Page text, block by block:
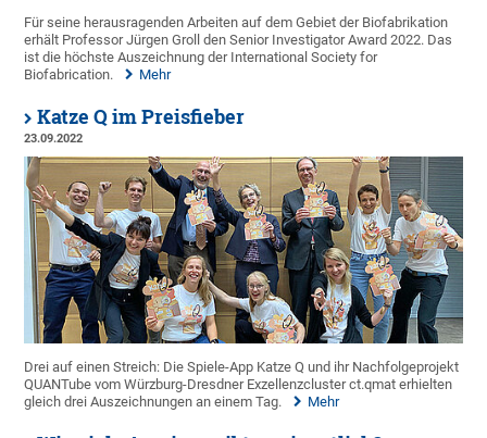
Für seine herausragenden Arbeiten auf dem Gebiet der Biofabrikation
erhält Professor Jürgen Groll den Senior Investigator Award 2022. Das
ist die höchste Auszeichnung der International Society for
Biofabrication.
Mehr
Katze Q im Preisfieber
23.09.2022
Drei auf einen Streich: Die Spiele-App Katze Q und ihr Nachfolgeprojekt
QUANTube vom Würzburg-Dresdner Exzellenzcluster ct.qmat erhielten
gleich drei Auszeichnungen an einem Tag.
Mehr